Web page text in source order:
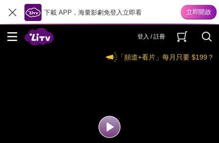
下載 APP，海量影劇免登入立即看
登入 / 註冊
「頻道+看片」每月只要 $199？